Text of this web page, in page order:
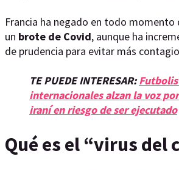
Francia ha negado en todo momento
un brote de Covid, aunque ha
de prudencia para evitar más
TE PUEDE INTERESAR:
internacionales alzan la voz
iraní en riesgo de ser ejecutado
Qué es el “virus del